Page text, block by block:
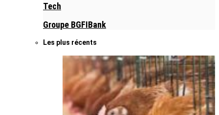
Tech
Groupe BGFIBank
Les plus récents